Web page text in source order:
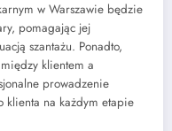
w Warszawie będzie
pomagając jej
szantażu. Ponadto,
klientem a
prowadzenie
klienta na każdym etapie